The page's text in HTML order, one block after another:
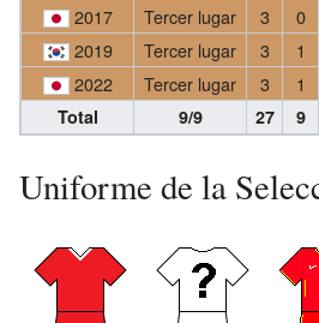
2017
Tercer lugar 3 0
2019
Tercer lugar 3 1
2022
Tercer lugar 3 1
Total 9/9 27 9
Uniforme de la